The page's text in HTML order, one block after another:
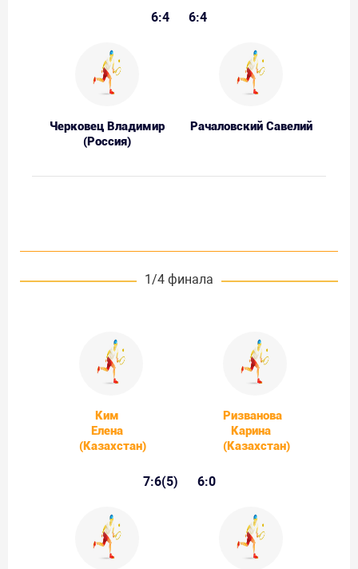
6:4 6:4
Черковец Владимир
(Россия)
Рачаловский Савелий
1/4 финала
Ким
Елена
(Казахстан)
Ризванова
Карина
(Казахстан)
7:6(5) 6:0